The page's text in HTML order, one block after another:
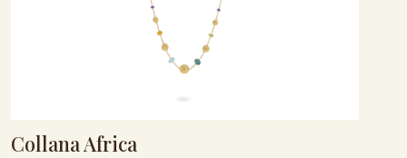
Collana Africa